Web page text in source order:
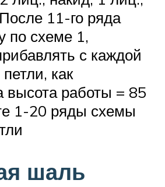
11-го ряда
по схеме 1,
с каждой
как
высота работы = 85
1-20 ряды схемы
шаль